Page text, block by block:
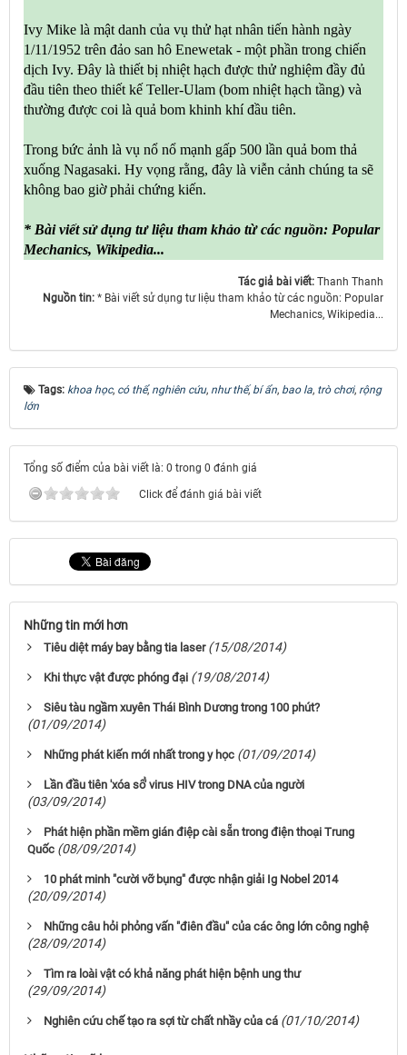
Ivy Mike là mật danh của vụ thử hạt nhân tiến hành ngày
1/11/1952 trên đảo san hô Enewetak - một phần trong chiến
dịch Ivy. Đây là thiết bị nhiệt hạch được thử nghiệm đầy đủ
đầu tiên theo thiết kế Teller-Ulam (bom nhiệt hạch tầng) và
thường được coi là quả bom khinh khí đầu tiên.
Trong bức ảnh là vụ nổ nổ mạnh gấp 500 lần quả bom thả
xuống Nagasaki. Hy vọng rằng, đây là viễn cảnh chúng ta sẽ
không bao giờ phải chứng kiến.
* Bài viết sử dụng tư liệu tham khảo từ các nguồn: Popular
Mechanics, Wikipedia...
Tác giả bài viết: Thanh Thanh
Nguồn tin: * Bài viết sử dụng tư liệu tham khảo từ các nguồn: Popular
Mechanics, Wikipedia...
Tags: khoa học, có thể, nghiên cứu, như thế, bí ẩn, bao la, trò chơi, rộng
lớn
Tổng số điểm của bài viết là: 0 trong 0 đánh giá
Click để đánh giá bài viết
Những tin mới hơn
Tiêu diệt máy bay bằng tia laser (15/08/2014)
Khi thực vật được phóng đại (19/08/2014)
Siêu tàu ngầm xuyên Thái Bình Dương trong 100 phút?
(01/09/2014)
Những phát kiến mới nhất trong y học (01/09/2014)
Lần đầu tiên 'xóa sổ' virus HIV trong DNA của người
(03/09/2014)
Phát hiện phần mềm gián điệp cài sẵn trong điện thoại Trung
Quốc (08/09/2014)
10 phát minh "cười vỡ bụng" được nhận giải Ig Nobel 2014
(20/09/2014)
Những câu hỏi phỏng vấn "điên đầu" của các ông lớn công nghệ
(28/09/2014)
Tìm ra loài vật có khả năng phát hiện bệnh ung thư
(29/09/2014)
Nghiên cứu chế tạo ra sợi từ chất nhầy của cá (01/10/2014)